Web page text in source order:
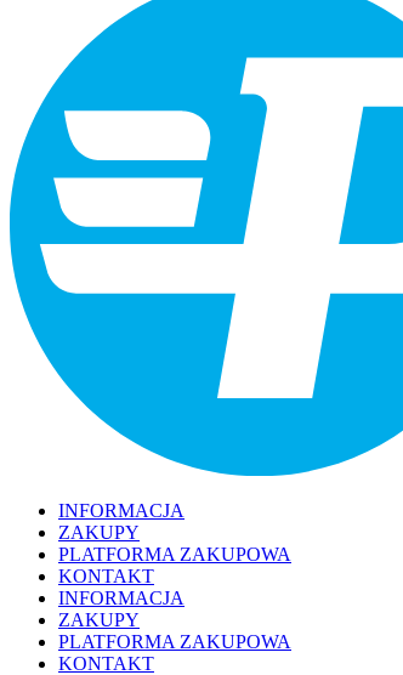
INFORMACJA
ZAKUPY
PLATFORMA ZAKUPOWA
KONTAKT
INFORMACJA
ZAKUPY
PLATFORMA ZAKUPOWA
KONTAKT